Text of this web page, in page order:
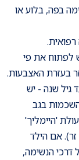
בפה, בלוע או
לפתוח את פי
בעזרת האצבעות.
גיל שנה - יש
בגב
'היימליך'
אם הילד
הנשימה,